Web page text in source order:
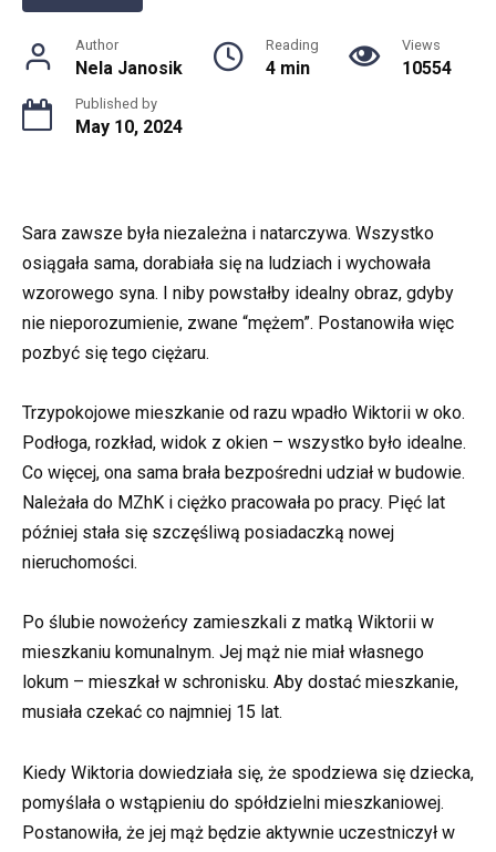
Author
Nela Janosik
Reading
4 min
Views
10554
Published by
May 10, 2024
Sara zawsze była niezależna i natarczywa. Wszystko
osiągała sama, dorabiała się na ludziach i wychowała
wzorowego syna. I niby powstałby idealny obraz, gdyby
nie nieporozumienie, zwane “mężem”. Postanowiła więc
pozbyć się tego ciężaru.
Trzypokojowe mieszkanie od razu wpadło Wiktorii w oko.
Podłoga, rozkład, widok z okien – wszystko było idealne.
Co więcej, ona sama brała bezpośredni udział w budowie.
Należała do MZhK i ciężko pracowała po pracy. Pięć lat
później stała się szczęśliwą posiadaczką nowej
nieruchomości.
Po ślubie nowożeńcy zamieszkali z matką Wiktorii w
mieszkaniu komunalnym. Jej mąż nie miał własnego
lokum – mieszkał w schronisku. Aby dostać mieszkanie,
musiała czekać co najmniej 15 lat.
Kiedy Wiktoria dowiedziała się, że spodziewa się dziecka,
pomyślała o wstąpieniu do spółdzielni mieszkaniowej.
Postanowiła, że jej mąż będzie aktywnie uczestniczył w